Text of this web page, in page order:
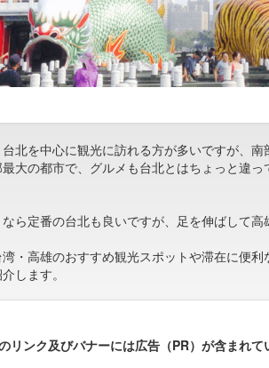
北を中心に観光に訪れる方が多いですが、南
大の都市で、グルメも台北とはちょっと違
ら定番の台北も良いですが、足を伸ばして高
・高雄のおすすめ観光スポットや滞在に便
します。
リンク及びバナーには広告（PR）が含まれて